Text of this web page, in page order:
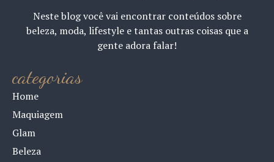
Neste blog você vai encontrar conteúdos sobre
beleza, moda, lifestyle e tantas outras coisas que a
gente adora falar!
categorias
Home
Maquiagem
Glam
Beleza